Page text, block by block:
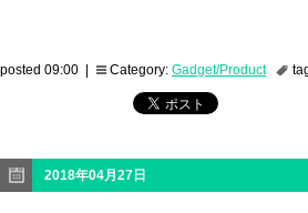
posted 09:00 | Category: Gadget/Product
2018年04月27日